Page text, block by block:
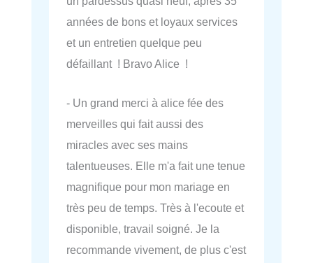
années de bons et loyaux services
et un entretien quelque peu
défaillant ! Bravo Alice !
- Un grand merci à alice fée des
merveilles qui fait aussi des
miracles avec ses mains
talentueuses. Elle m'a fait une tenue
magnifique pour mon mariage en
très peu de temps. Très à l'ecoute et
disponible, travail soigné. Je la
recommande vivement, de plus c'est